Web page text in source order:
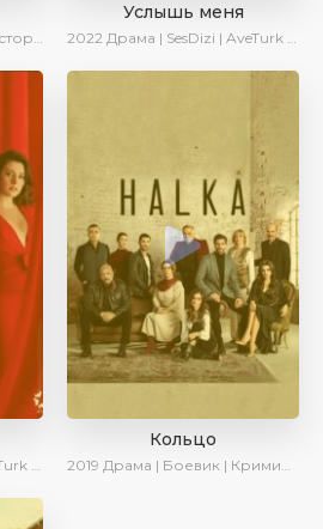
Услышь меня
2022 Драма | SesDizi | AveTurk | Turok1990
2023
Кольцо
2019 Драма | Боевик | Криминал